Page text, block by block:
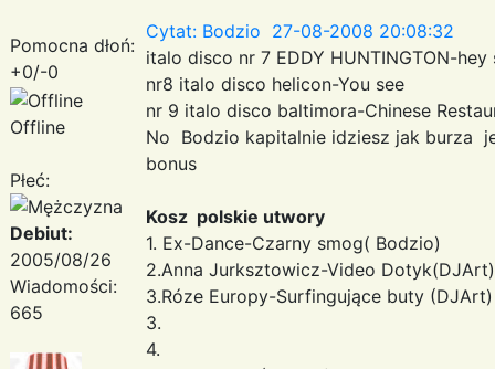
Pomocna dłoń:
+0/-0
Offline
Płeć:
Debiut:
2005/08/26
Wiadomości:
665
Cytat: Bodzio 27-08-2008 20:08:32
italo disco nr 7 EDDY HUNTINGTON-hey
nr8 italo disco helicon-You see
nr 9 italo disco baltimora-Chinese
No Bodzio kapitalnie idziesz jak burza
bonus
Kosz polskie utwory
1. Ex-Dance-Czarny smog( Bodzio)
2.Anna Jurksztowicz-Video Dotyk(DJArt)
3.Róze Europy-Surfingujące buty (DJArt)
3.
4.